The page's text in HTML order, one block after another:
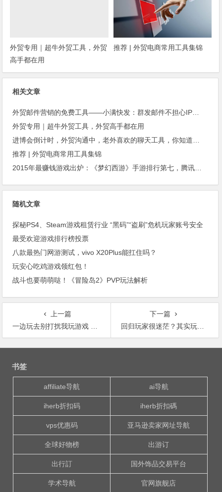
外贸专用｜超牛外贸工具，外贸
高手都在用
推荐 | 外贸电商常用工具集锦
相关文章
外贸邮件营销的免费工具——小满快发：群发邮件不担心IP被封
外贸专用｜超牛外贸工具，外贸高手都在用
进博会倒计时，外贸沟通中，老外喜欢的聊天工具，你知道几种？
推荐 | 外贸电商常用工具集锦
2015年最赚钱游戏出炉：《梦幻西游》手游排行第七，腾讯总收入进前三
随机文章
探秘PS4、Steam游戏租赁行业 “黑码”“盗刷”危机玩家账号安全
最受欢迎游戏排行榜投票
八款最热门网游测试，vivo X20Plus能扛住吗？
玩安心吃鸡游戏领红包！
战斗也要萌萌哒！《冒险岛2》PVP玩法解析
上一篇
一边玩去别打扰我玩游戏 妹子哪里有DNF重要
下一篇
回归玩家很迷茫？其实玩毒奶粉比上班累
文
书签
affiliate导航 ai导航
iherb折扣码 iherb折扣碼
vps优惠码 亚马逊卖家网址导航
全球好物榜 出游订
出行訂 国外饰品交易平台
学术导航 官网旗舰店